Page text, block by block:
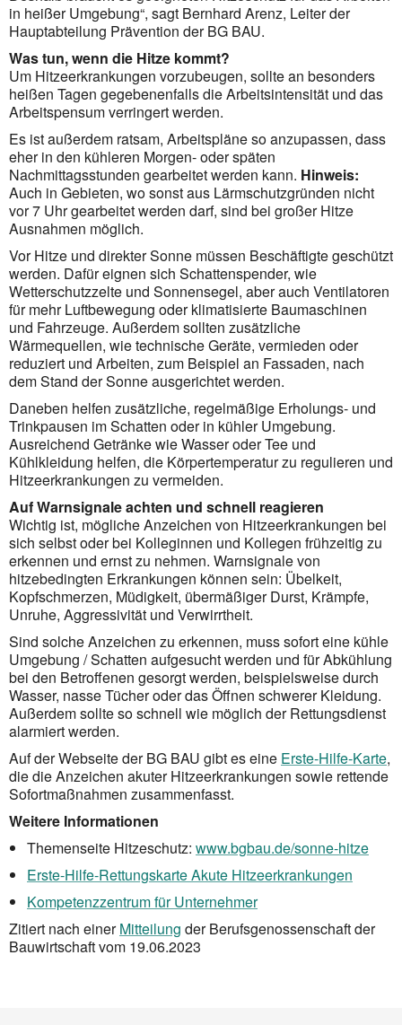
in heißer Umgebung“, sagt Bernhard Arenz, Leiter der
Hauptabteilung Prävention der BG BAU.
Was tun, wenn die Hitze kommt?
Um Hitzeerkrankungen vorzubeugen, sollte an besonders
heißen Tagen gegebenenfalls die Arbeitsintensität und das
Arbeits­pensum verringert werden.
Es ist außerdem ratsam, Arbeitspläne so anzupassen, dass
eher in den kühleren Morgen- oder späten
Nachmittagsstunden gearbeitet werden kann. Hinweis:
Auch in Gebieten, wo sonst aus Lärmschutzgründen nicht
vor 7 Uhr gearbeitet werden darf, sind bei großer Hitze
Ausnahmen möglich.
Vor Hitze und direkter Sonne müssen Beschäftigte geschützt
werden. Dafür eignen sich Schattenspender, wie
Wetterschutzzelte und Sonnensegel, aber auch Ventilatoren
für mehr Luftbewegung oder klimatisierte Baumaschinen
und Fahrzeuge. Außerdem sollten zusätzliche
Wärmequellen, wie technische Geräte, vermieden oder
reduziert und Arbeiten, zum Beispiel an Fassaden, nach
dem Stand der Sonne ausgerichtet werden.
Daneben helfen zusätzliche, regelmäßige Erholungs- und
Trinkpausen im Schatten oder in kühler Umgebung.
Ausreichend Getränke wie Wasser oder Tee und
Kühlkleidung helfen, die Körpertemperatur zu regulieren und
Hitzeerkrankungen zu vermei­den.
Auf Warnsignale achten und schnell reagieren
Wichtig ist, mögliche Anzeichen von Hitzeerkrankungen bei
sich selbst oder bei Kolleginnen und Kollegen frühzeitig zu
erkennen und ernst zu nehmen. Warnsignale von
hitzebedingten Erkrankungen können sein: Übelkeit,
Kopfschmerzen, Müdigkeit, über­mäßiger Durst, Krämpfe,
Unruhe, Aggressivität und Verwirrtheit.
Sind solche Anzeichen zu erkennen, muss sofort eine kühle
Umgebung / Schatten aufgesucht werden und für Abkühlung
bei den Betroffenen gesorgt werden, beispielsweise durch
Wasser, nasse Tücher oder das Öffnen schwerer Kleidung.
Außerdem sollte so schnell wie möglich der Rettungsdienst
alarmiert werden.
Auf der Webseite der BG BAU gibt es eine Erste-Hilfe-Karte,
die die Anzeichen akuter Hitzeerkrankungen sowie rettende
Sofort­maßnahmen zusammenfasst.
Weitere Informationen
Themenseite Hitzeschutz: www.bgbau.de/sonne-hitze
Erste-Hilfe-Rettungskarte Akute Hitzeerkrankungen
Kompetenzzentrum für Unternehmer
Zitiert nach einerMitteilung der Berufsgenossenschaft der
Bauwirtschaft vom 19.06.2023